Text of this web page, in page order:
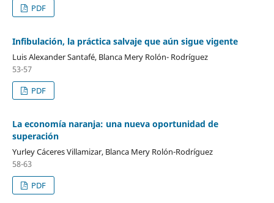
PDF
Infibulación, la práctica salvaje que aún sigue vigente
Luis Alexander Santafé, Blanca Mery Rolón- Rodríguez
53-57
PDF
La economía naranja: una nueva oportunidad de
superación
Yurley Cáceres Villamizar, Blanca Mery Rolón-Rodríguez
58-63
PDF